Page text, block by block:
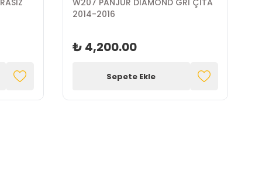
W207 PANJUR DİAMOND GRİ ÇITA
2014-2016
₺ 4,200.00
Sepete Ekle